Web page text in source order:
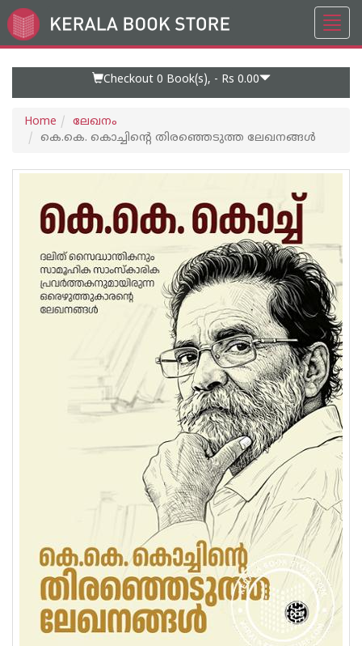
Go
to
Checkout 0 Book(s), - Rs 0.00
Home
ലേഖനം
കെ.കെ. കൊച്ചിന്റെ തിരഞ്ഞെടുത്ത ലേഖനങ്ങൾ